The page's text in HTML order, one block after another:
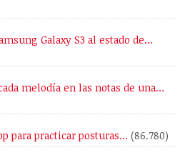
Galaxy S3 al estado de…
melodía en las notas de una…
para practicar posturas… (86.780)